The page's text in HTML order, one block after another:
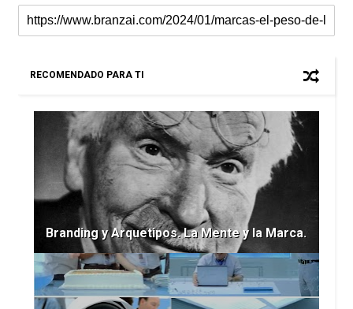
RECOMENDADO PARA TI
Branding y Arquetipos. La Mente y la Marca.